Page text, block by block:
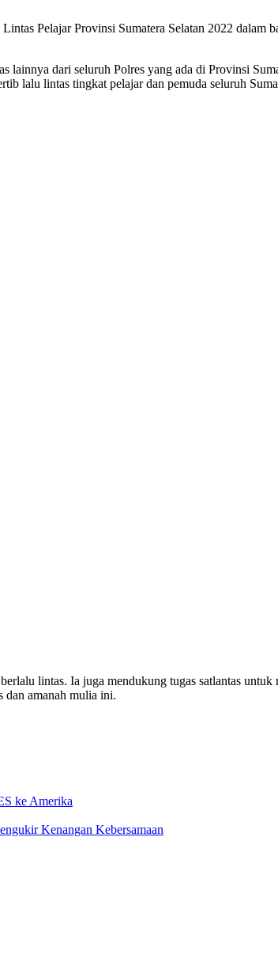
Pelajar Provinsi Sumatera Selatan 2022
dari seluruh Polres yang ada di Provinsi
lalu lintas tingkat pelajar dan pemuda seluruh
lintas. Ia juga mendukung tugas satlantas
dan amanah mulia ini.
ke Amerika
Kenangan Kebersamaan